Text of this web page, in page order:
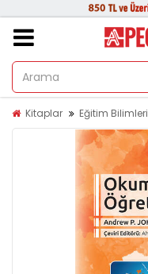
Kitaplar Eğitim Bilimleri